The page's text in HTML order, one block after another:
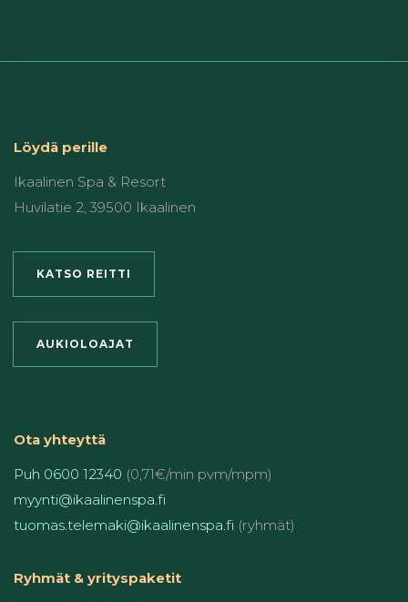
Löydä perille
Ikaalinen Spa & Resort
Huvilatie 2, 39500 Ikaalinen
KATSO REITTI
AUKIOLOAJAT
Ota yhteyttä
Puh 0600 12340 (0,71€/min pvm/mpm)
myynti@ikaalinenspa.fi
tuomas.telemaki@ikaalinenspa.fi (ryhmät)
Ryhmät & yrityspaketit